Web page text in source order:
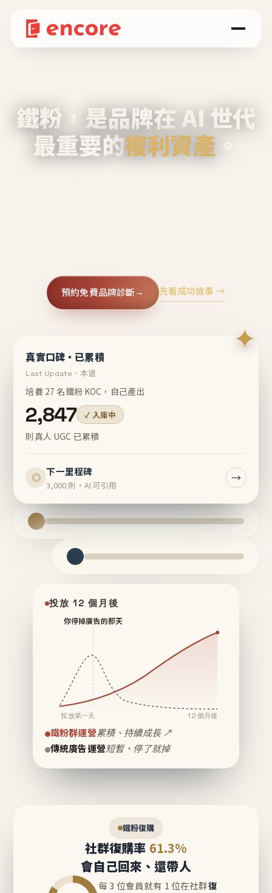
鐵粉，是品牌在 AI 世代
最重要的複利資產 。
預約免費品牌診斷→ 先看成功故事 →
✦
真實口碑・已累積
Last Update・本週
培養 27 名鐵粉 KOC，自己產出
2,847 ✓ 入庫中
則真人 UGC 已累積
◎ 下一里程碑
3,000 則・AI 可引用
→
投放 12 個月後
你停掉廣告的那天
投放第一天 12 個月後
鐵粉群運營累積、持續成長 ↗
傳統廣告運營短暫、停了就掉
鐵粉復購
社群復購率 61.3%
會自己回來、還帶人
每 3 位會員就有 1 位在社群復